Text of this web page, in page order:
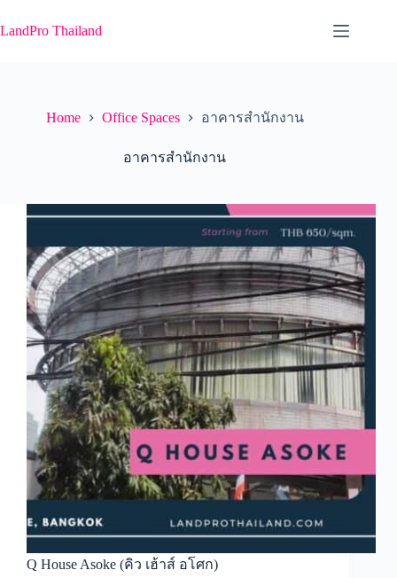
to
content
LandPro Thailand
Home Office Spaces อาคารสำนักงาน
อาคารสำนักงาน
Q House Asoke (คิว เฮ้าส์ อโศก)